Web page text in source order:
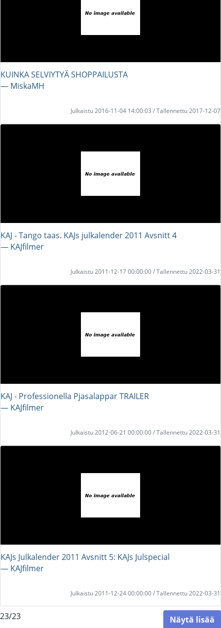
KUINKA SELVIYTYÄ SHOPPAILUSTA
― MiskaMH
Julkaistu 2016-11-04 14:00:03 / Tallennettu 2017-12-07
KAJ - Tango taas. KAJs julkalender 2011 Avsnitt 4
― KAJfilmer
Julkaistu 2011-12-17 00:00:00 / Tallennettu 2022-03-31
KAJ - Professionella Pjasalappar TRAILER
― KAJfilmer
Julkaistu 2012-06-21 00:00:00 / Tallennettu 2022-03-31
KAJs Julkalender 2011 Avsnitt 5: KAJs Julspecial
― KAJfilmer
Julkaistu 2011-12-24 00:00:00 / Tallennettu 2022-03-31
23/23 Näytä lisää